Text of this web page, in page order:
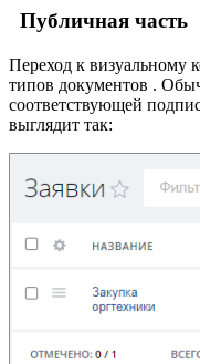
Публичная часть
Переход к визуальному
типов документов .
соответствующей
выглядит так: